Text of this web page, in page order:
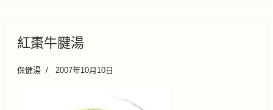
紅棗牛腱湯
保健湯 2007年10月10日